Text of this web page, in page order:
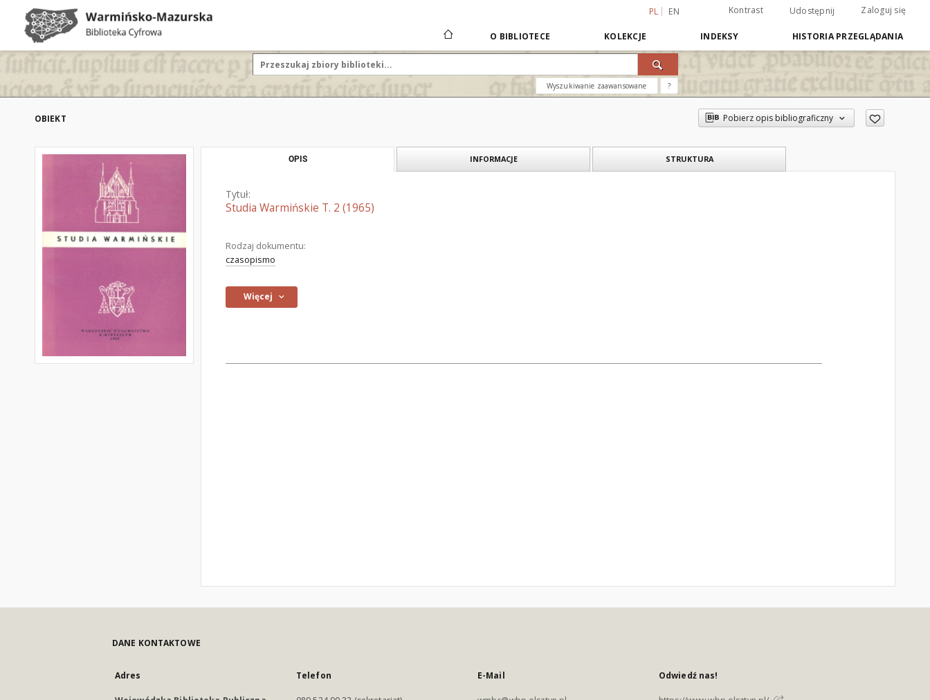
PL EN Kontrast Udostępnij Zaloguj się
O BIBLIOTECE KOLEKCJE INDEKSY HISTORIA PRZEGLĄDANIA
Wyszukiwanie zaawansowane ?
OBIEKT Pobierz opis bibliograficzny
OPIS INFORMACJE STRUKTURA
Tytuł:
Studia Warmińskie T. 2 (1965)
Rodzaj dokumentu:
czasopismo
Więcej
DANE KONTAKTOWE
Adres Telefon E-Mail Odwiedź nas!